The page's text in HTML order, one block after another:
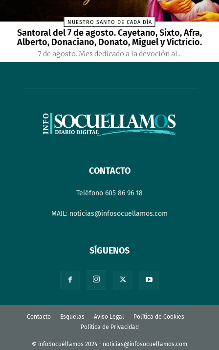
NUESTRO SANTO DE CADA DÍA
Santoral del 7 de agosto. Cayetano, Sixto, Afra,
Alberto, Donaciano, Donato, Miguel y Victricio.
7 de agosto. Mes dedicado a la devoción al...
CONTACTO
Teléfono 605 86 96 18
MAIL: noticias@infosocuellamos.com
SÍGUENOS
Contacto Esquelas Aviso Legal
Política de Cookies
Política de Privacidad
© infoSocuéllamos 2024 - noticias@infosocuellamos.com